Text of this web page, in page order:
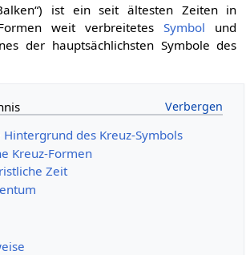
ist ein seit ältesten Zeiten in
weit verbreitetesSymbol und
der hauptsächlichsten Symbole des
des Kreuz-Symbols
Kreuz-Formen
Zeit